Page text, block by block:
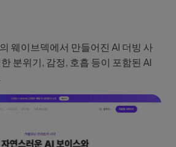
웨이브덱에서 만들어진 AI 더빙 사
분위기, 감정, 호흡 등이 포함된 AI